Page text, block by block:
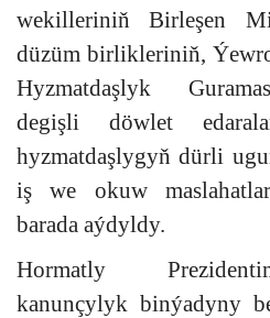
wekilleriniň Birleşen
düzüm birlikleriniň,
Hyzmatdaşlyk
degişli döwlet
hyzmatdaşlygyň dürli
iş we okuw
barada aýdyldy.
Hormatly
kanunçylyk binýadyny